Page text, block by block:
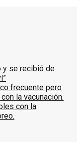
y se recibió de
frecuente pero
la vacunación.
con la